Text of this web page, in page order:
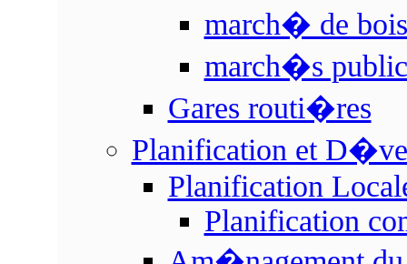
march� de bois
march�s
Gares routi�res
Planification et
Planification
Planification